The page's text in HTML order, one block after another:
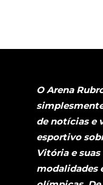
O Arena
de notícias e
esportivo
Vitória e
modalidades